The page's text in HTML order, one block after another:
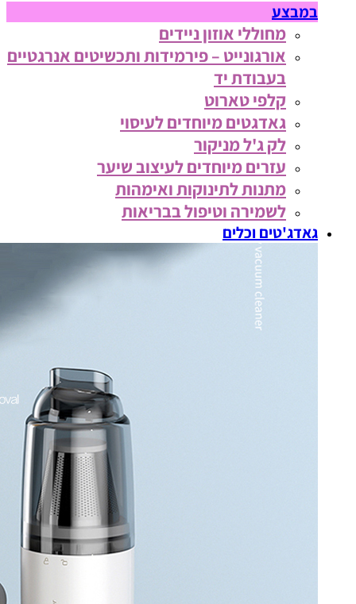
במבצע
מחוללי אוזון ניידים
אורגונייט – פירמידות ותכשיטים אנרגטיים
בעבודת יד
קלפי טארוט
גאדגטים מיוחדים לעיסוי
לק ג'ל מניקור
עזרים מיוחדים לעיצוב שיער
מתנות לתינוקות ואימהות
לשמירה וטיפול בבריאות
גאדג'טים וכלים